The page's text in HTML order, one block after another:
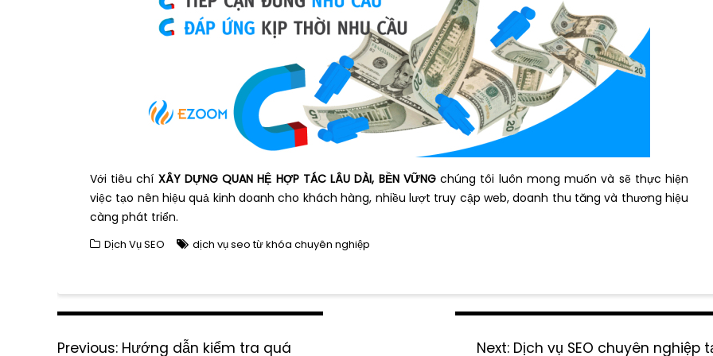
Với tiêu chí XÂY DỰNG QUAN HỆ HỢP TÁC LÂU DÀI, BỀN VỮNGchúng tôi luôn mong muốn và sẽ thực hiện
việc tạo nên hiệu quả kinh doanh cho khách hàng, nhiều lượt truy cập web, doanh thu tăng và thương hiệu
càng phát triển.
Dịch Vụ SEO dịch vụ seo từ khóa chuyên nghiệp
Previous: P
Hướng dẫn kiểm tra quá
Next: N
Dịch vụ SEO chuyên nghiệp